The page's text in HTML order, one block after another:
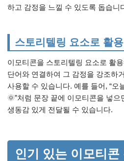
하고 감정을 느낄 수 있도록 돕습니
스토리텔링 요소로 활용
이모티콘을 스토리텔링 요소로 활
단어와 연결하여 그 감정을 강조하
사용할 수 있습니다. 예를 들어, “오
🌞”처럼 문장 끝에 이모티콘을 넣
생동감 있게 전달될 수 있습니다.
인기 있는 이모티콘